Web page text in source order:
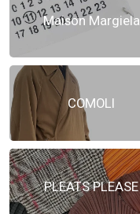
Maison Margiela
COMOLI
PLEATS PLEASE